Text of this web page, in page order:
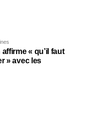
« qu’il faut
» avec les